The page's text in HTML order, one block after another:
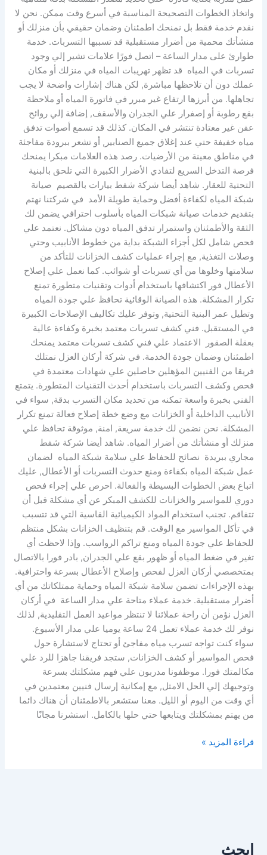
واتخاذ الخطوات التصحيحة المناسبة في أسرع وقت ممكن. نحن لا
نقدم خدمة فقط بل نمنحك اطمئنان وضمان حقيقي بأن منزلك أو
منشأتك محمية من أضرار مستقبلية قد تسببها التسربات. خدمة
طوارئ على مدار الساعة – اتصل فورًا علامات تشير إلي وجود
تسربات في المياه قد تظهر تهريبات المياه في منزلك أو مكان
عملك دون أن تلاحظها مباشرة, لكن هناك إشارات واضحة لا يجب
تجاهلها. من أبرزها ارتفاع غير مبرر في فاتورة المياه أو ملاحظة
بقع رطوبة أو إصفرار علي الجدران والأسقف, إضافة إلي روائح
عفن غير معتادة تنتشر في المكان. كذلك قد تسمع أصوات تدفق
مياه خفيفة حتي عند إغلاق جميع الصنابير, أو تشعر ببرودة مفاجئة
في مناطق معينة من الأرضيات. رصد هذه العلامات مبكرا يمنحك
فرصة التدخل السريع لتفادي الأضرار الكبيرة التي تلحق بالبنية
التحتية للعقار. شاهد أيضا شركة شفط بيارات بالقصيم صيانة
شبكة المياه لكفاءة أفضل وحماية طويلة الأمد في شركتنا نهتم
بتقديم خدمات صيانة شبكات المياه بأسلوب احترافي يضمن لك
الثقة والأطمئنان واستمرار تدفق المياه دون مشاكل. نعتمد علي
فحص شامل لكل أجزاء الشبكة بداية من خطوط الأنابيب وحتي
وصلات التغذية, مع إجراء عمليات كشف الخزانات للتأكد من
سلامتها وخلوها من أي تسربات أو شوائب. كما نعمل علي إصلاح
الأعطال فور اكتشافها باستخدام أدوات وتقنيات متطورة تمنع
تكرار المشكلة. هذه الصيانة الوقائية تحافظ علي جودة المياه
وتطيل عمر البنية التحتية, وتوفر عليك تكاليف الإصلاحات الكبيرة
في المستقبل. فني كشف تسربات معتمد بخبرة وكفاءة عالية
بعقلة الصقور الاعتماد علي فني كشف تسربات معتمد يمنحك
اطمئنان وضمان جودة الخدمة. في شركة أركان العزل نمتلك
فريقا من الفنيين المؤهلين حاصلين علي شهادات معتمدة في
فحص وكشف التسربات باستخدام أحدث التقنيات المتطورة. يتمتع
الفني بخبرة واسعة تمكنه من تحديد مكان التسرب بدقة, سواء في
الأنابيب الداخلية أو الخزانات مع وضع خطة إصلاح فعالة تمنع تكرار
المشكلة. نحن نضمن لك خدمة سريعة, امنة, موثوقة تحافظ علي
منزلك أو منشأتك من أضرار المياه. شاهد أيضا شركة شفط
مجاري ببريدة نصائح للحفاظ علي سلامة شبكة المياه لضمان
عمل شبكة المياه بكفاءة ومنع حدوث التسربات أو الأعطال, عليك
اتباع بعض الخطوات البسيطة والفعالة. احرص علي إجراء فحص
دوري للمواسير والخزانات للكشف المبكر عن أي مشكلة قبل أن
تتفاقم. تجنب استخدام المواد الكيميائية القاسية التي قد تتسبب
في تأكل المواسير مع الوقت. قم بتنظيف الخزانات بشكل منتظم
للحفاظ علي جودة المياه ومنع تراكم الرواسب. وإذا لاحظت أي
تغير في ضغط المياه أو ظهور بقع علي الجدران, بادر فورا بالاتصال
بمتخصصي أركان العزل لفحص وإصلاح الأعطال بسرعة واحترافية.
بهذه الإجراءات تضمن سلامة شبكة المياه وحماية ممتلكاتك من أي
أضرار مستقبلية. خدمة عملاء متاحة علي مدار الساعة في أركان
العزل نؤمن أن راحة عملائنا لا تنتظر مواعيد العمل التقليدية, لذلك
نوفر لك خدمة عملاء تعمل 24 ساعة يوميا علي مدار الأسبوع.
سواء كنت تواجه تسرب مياه مفاجئ أو تحتاج لاستشارة حول
فحص المواسير أو كشف الخزانات, ستجد فريقنا جاهزا للرد علي
مكالمتك فورا. موظفونا مدربون علي فهم مشكلتك بسرعة
وتوجيهك إلي الحل الامثل, مع إمكانية إرسال فنيين معتمدين في
أي وقت من اليوم أو الليل. معنا ستشعر بالاطمئنان أن هناك دائما
من يهتم بمشكلتك ويتابعها حتي حلها بالكامل. استشرنا مجانًا
قراءة المزيد »
ابحث